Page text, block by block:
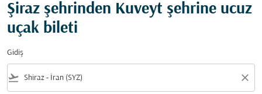
Şiraz şehrinden Kuveyt şehrine ucuz
uçak bileti
Gidiş
flight_takeoff close